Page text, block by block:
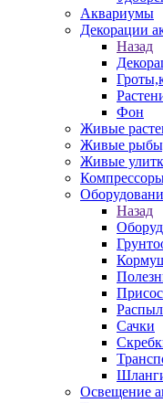
Аквариумы
Декорации
Назад
Фон
Живые
Живые
Живые
Назад
Сачки
Освещение